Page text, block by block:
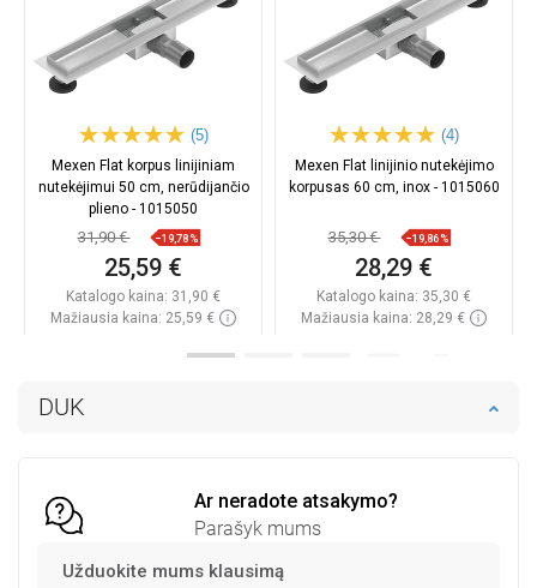
DUK
Ar neradote atsakymo?
Parašyk mums
Užduokite mums klausimą
(5)
Mexen Flat korpus linijiniam
nutekėjimui 50 cm, nerūdijančio
plieno - 1015050
31,90 € −19,78%
25,59 €
Katalogo kaina: 31,90 €
Mažiausia kaina: 25,59 €
(4)
Mexen Flat linijinio nutekėjimo
korpusas 60 cm, inox - 1015060
35,30 € −19,86%
28,29 €
Katalogo kaina: 35,30 €
Mažiausia kaina: 28,29 €